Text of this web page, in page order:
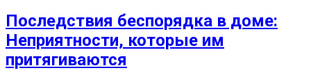
Последствия беспорядка в доме:
Неприятности, которые им
притягиваются